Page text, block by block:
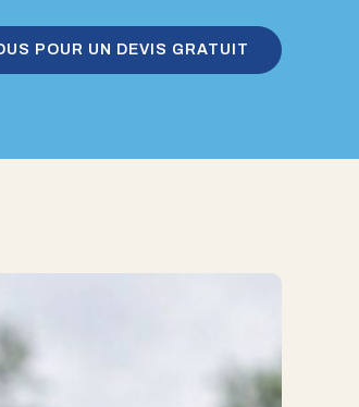
POUR UN DEVIS GRATUIT